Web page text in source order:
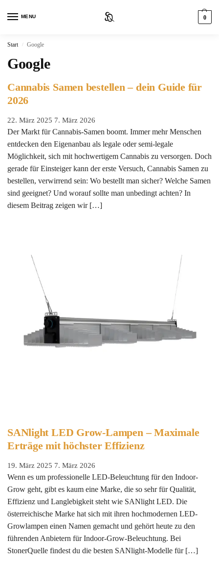
MENU 0
Start / Google
Google
Cannabis Samen bestellen – dein Guide für
2026
22. März 2025 7. März 2026
Der Markt für Cannabis-Samen boomt. Immer mehr Menschen
entdecken den Eigenanbau als legale oder semi-legale
Möglichkeit, sich mit hochwertigem Cannabis zu versorgen. Doch
gerade für Einsteiger kann der erste Versuch, Cannabis Samen zu
bestellen, verwirrend sein: Wo bestellt man sicher? Welche Samen
sind geeignet? Und worauf sollte man unbedingt achten? In
diesem Beitrag zeigen wir […]
SANlight LED Grow-Lampen – Maximale
Erträge mit höchster Effizienz
19. März 2025 7. März 2026
Wenn es um professionelle LED-Beleuchtung für den Indoor-
Grow geht, gibt es kaum eine Marke, die so sehr für Qualität,
Effizienz und Langlebigkeit steht wie SANlight LED. Die
österreichische Marke hat sich mit ihren hochmodernen LED-
Growlampen einen Namen gemacht und gehört heute zu den
führenden Anbietern für Indoor-Grow-Beleuchtung. Bei
StonerQuelle findest du die besten SANlight-Modelle für […]